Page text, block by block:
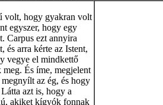
volt, hogy gyakran volt
egyszer, hogy egy
Carpus ezt annyira
és arra kérte az Istent,
vegye el mindkettő
És íme, megjelent
az ég, és hogy
azt is, hogy a
akiket kígyók fonnak